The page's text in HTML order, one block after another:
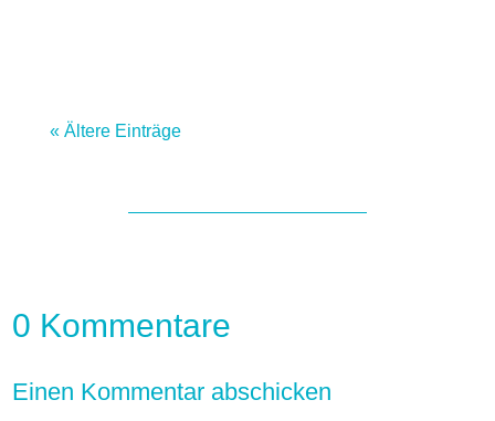
« Ältere Einträge
0 Kommentare
Einen Kommentar abschicken